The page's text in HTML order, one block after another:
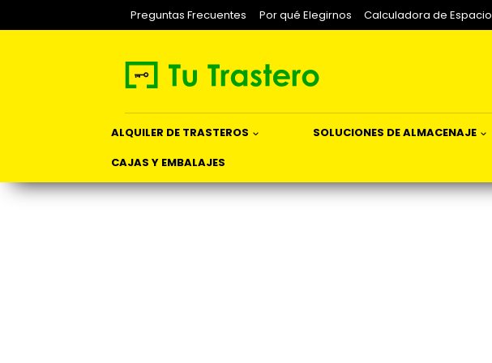
al
Preguntas Frecuentes Por qué Elegirnos Calculadora de Espacio
ALQUILER DE TRASTEROS SOLUCIONES DE ALMACENAJE
CAJAS Y EMBALAJES